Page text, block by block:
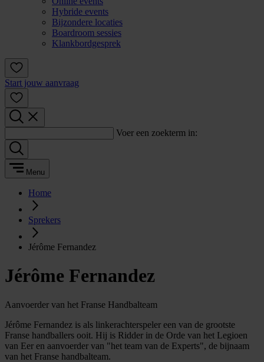
Hybride events
Bijzondere locaties
Boardroom sessies
Klankbordgesprek
Start jouw aanvraag
Voer een zoekterm in:
Menu
Home
Sprekers
Jérôme Fernandez
Jérôme Fernandez
Aanvoerder van het Franse Handbalteam
Jérôme Fernandez is als linkerachterspeler een van de grootste
Franse handballers ooit. Hij is Ridder in de Orde van het Legioen
van Eer en aanvoerder van "het team van de Experts", de bijnaam
van het Franse handbalteam.